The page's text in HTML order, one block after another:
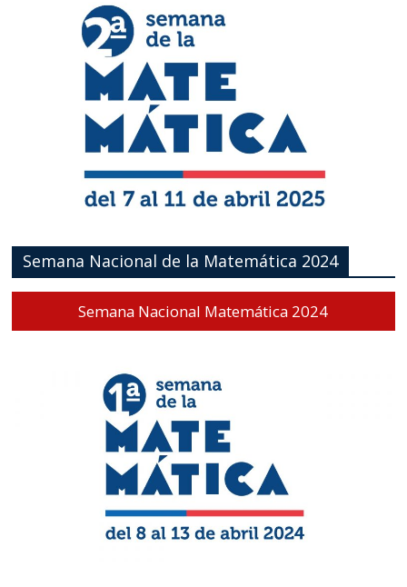
Semana Nacional de la Matemática 2024
Semana Nacional Matemática 2024